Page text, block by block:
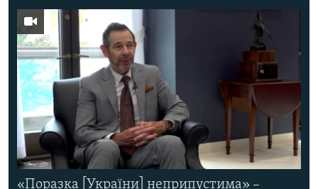
«Поразка [України] неприпустима» –